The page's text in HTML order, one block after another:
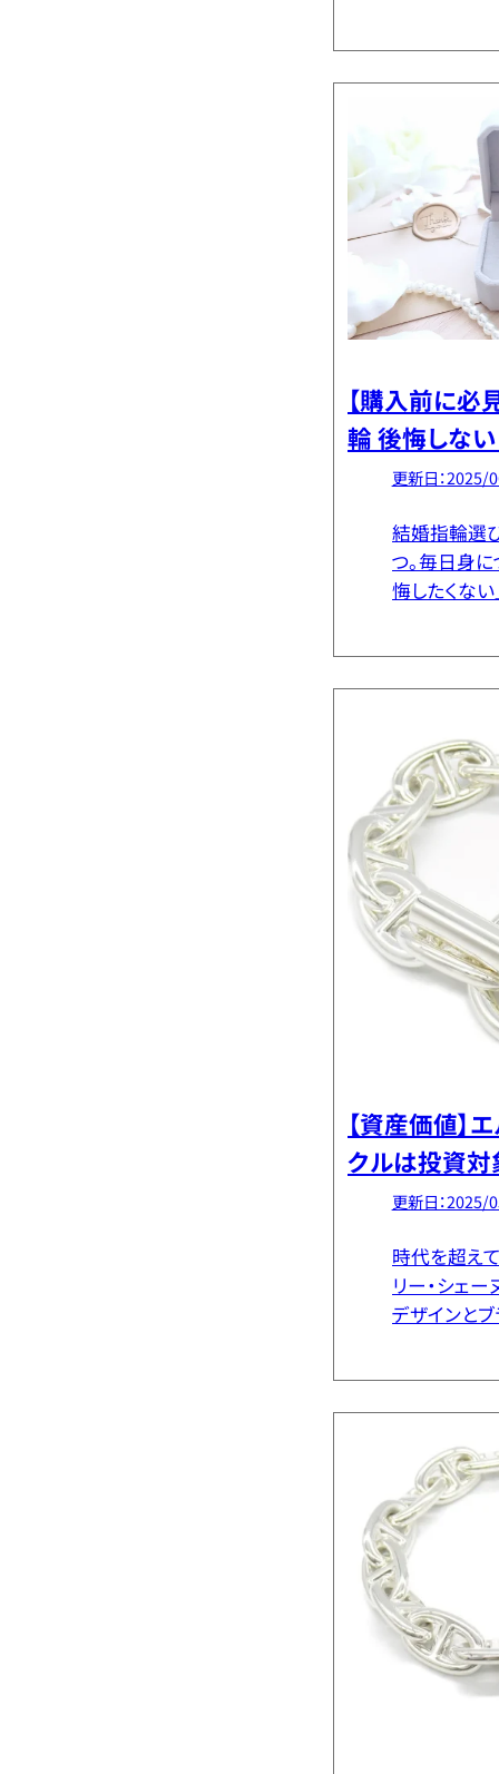
【購入前に必
輪 後悔しな
人気モデル
更新日：2025/
結婚指輪選
つ。毎日身に
悔したくな
【資産価値】
クルは投資対
と注意点
更新日：2025/
時代を超え
リー・シェ
デザインと